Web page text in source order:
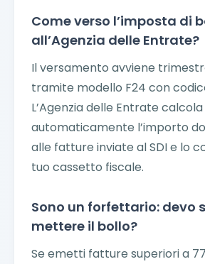
Come verso l’imposta di
all’Agenzia delle Entrate?
Il versamento avviene
tramite modello F24 con
L’Agenzia delle Entrate calcola
automaticamente l’importo
alle fatture inviate al SDI e lo
tuo cassetto fiscale.
Sono un forfettario: devo
mettere il bollo?
Se emetti fatture superiori a